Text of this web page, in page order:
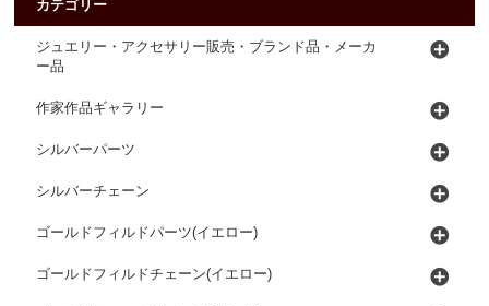
カテゴリー
ジュエリー・アクセサリー販売・ブランド品・メーカ
ー品
作家作品ギャラリー
シルバーパーツ
シルバーチェーン
ゴールドフィルドパーツ(イエロー)
ゴールドフィルドチェーン(イエロー)